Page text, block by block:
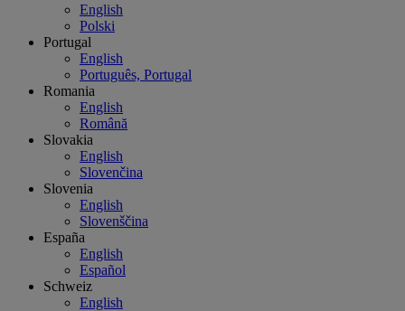
English
Polski
Portugal
English
Português, Portugal
Romania
English
Română
Slovakia
English
Slovenčina
Slovenia
English
Slovenščina
España
English
Español
Schweiz
English